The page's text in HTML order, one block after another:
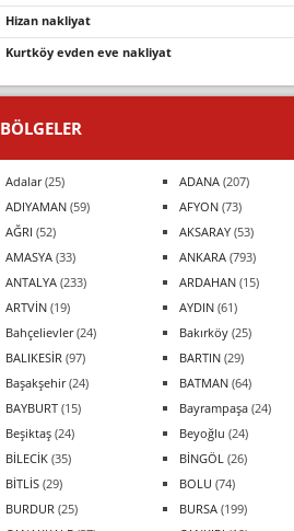
hizan nakliyat
kurtköy evden eve nakli̇yat
BÖLGELER
Adalar(25) ADANA (207)
ADIYAMAN (59) AFYON (73)
AĞRI (52) AKSARAY (53)
AMASYA (33) ANKARA (793)
ANTALYA (233) ARDAHAN (15)
ARTVİN (19) AYDIN (61)
Bahçelievler(24) Bakırköy (25)
BALIKESİR (97) BARTIN (29)
Başakşehir(24) BATMAN (64)
BAYBURT (15) Bayrampaşa (24)
Beşiktaş (24) Beyoğlu (24)
BİLECİK (35) BİNGÖL (26)
BİTLİS (29) BOLU (74)
BURDUR (25) BURSA (199)